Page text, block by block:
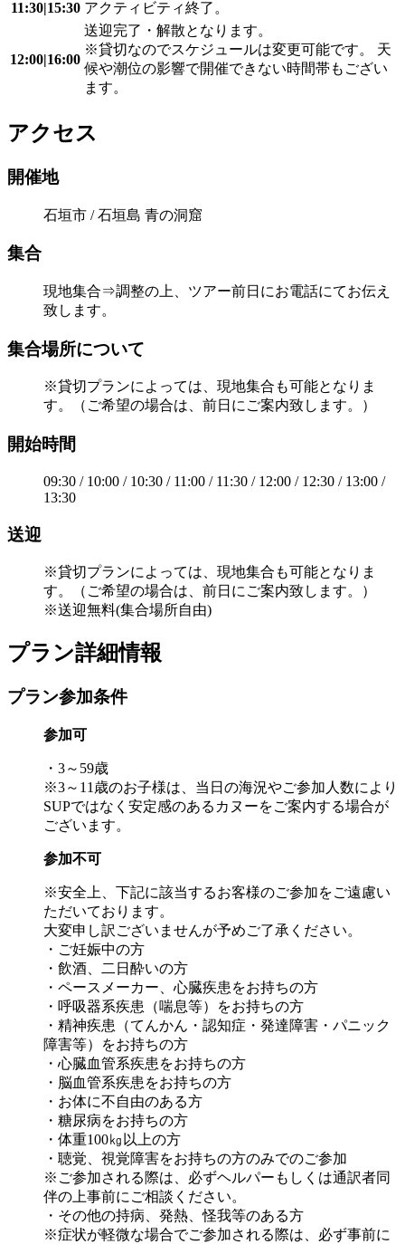
11:30|15:30 アクティビティ終了。
12:00|16:00
送迎完了・解散となります。
※貸切なのでスケジュールは変更可能です。 天
候や潮位の影響で開催できない時間帯もござい
ます。
アクセス
開催地
石垣市 / 石垣島 青の洞窟
集合
現地集合⇒調整の上、ツアー前日にお電話にてお伝え
致します。
集合場所について
※貸切プランによっては、現地集合も可能となりま
す。（ご希望の場合は、前日にご案内致します。）
開始時間
09:30 / 10:00 / 10:30 / 11:00 / 11:30 / 12:00 / 12:30 / 13:00 /
13:30
送迎
※貸切プランによっては、現地集合も可能となりま
す。（ご希望の場合は、前日にご案内致します。）
※送迎無料(集合場所自由)
プラン詳細情報
プラン参加条件
参加可
・3～59歳
※3～11歳のお子様は、当日の海況やご参加人数により
SUPではなく安定感のあるカヌーをご案内する場合が
ございます。
参加不可
※安全上、下記に該当するお客様のご参加をご遠慮い
ただいております。
大変申し訳ございませんが予めご了承ください。
・ご妊娠中の方
・飲酒、二日酔いの方
・ペースメーカー、心臓疾患をお持ちの方
・呼吸器系疾患（喘息等）をお持ちの方
・精神疾患（てんかん・認知症・発達障害・パニック
障害等）をお持ちの方
・心臓血管系疾患をお持ちの方
・脳血管系疾患をお持ちの方
・お体に不自由のある方
・糖尿病をお持ちの方
・体重100㎏以上の方
・聴覚、視覚障害をお持ちの方のみでのご参加
※ご参加される際は、必ずヘルパーもしくは通訳者同
伴の上事前にご相談ください。
・その他の持病、発熱、怪我等のある方
※症状が軽微な場合でご参加される際は、必ず事前に